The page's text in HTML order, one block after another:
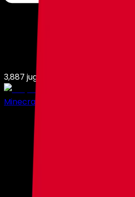
3,887 jugadores en
Minecraft Hosting